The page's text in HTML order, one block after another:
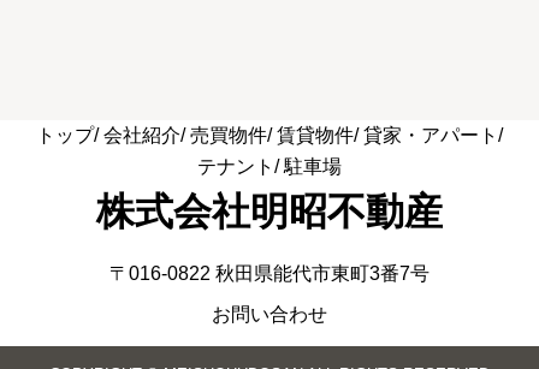
トップ 会社紹介 売買物件 賃貸物件 貸家・アパート
テナント
駐車場
株式会社明昭不動産
〒016-0822 秋田県能代市東町3番7号
お問い合わせ